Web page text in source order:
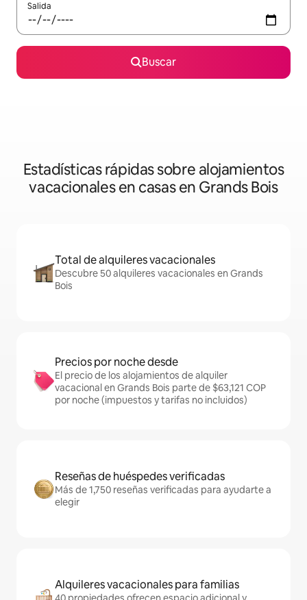
Salida
Buscar
Estadísticas rápidas sobre alojamientos
vacacionales en casas en Grands Bois
Total de alquileres vacacionales
Descubre 50 alquileres vacacionales en Grands
Bois
Precios por noche desde
El precio de los alojamientos de alquiler
vacacional en Grands Bois parte de $63,121 COP
por noche (impuestos y tarifas no incluidos)
Reseñas de huéspedes verificadas
Más de 1,750 reseñas verificadas para ayudarte a
elegir
Alquileres vacacionales para familias